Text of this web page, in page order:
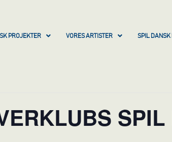
PROJEKTER VORES ARTISTER SPIL